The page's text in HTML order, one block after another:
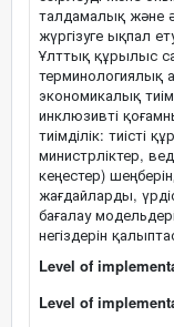
талдамалық және
жүргізуге ықпал
Ұлттық құрылыс
терминологиялық
экономикалық
инклюзивті
тиімділік: тиісті
министрліктер,
кеңестер)
жағдайларды,
бағалау
негіздерін
Level of
Level of